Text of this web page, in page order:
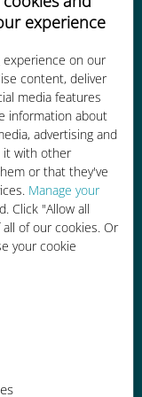
experience
experience on our
content, deliver
media features
information about
advertising and
it with other
or that they've
Manage your
Click "Allow all
of our cookies. Or
your cookie
que as
sua
do